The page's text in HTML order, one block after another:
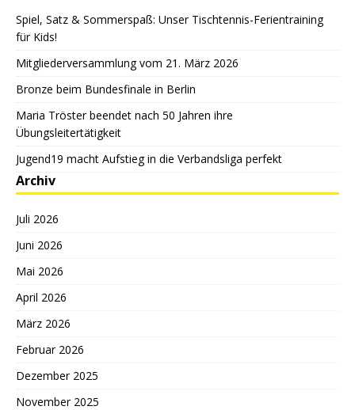
Spiel, Satz & Sommerspaß: Unser Tischtennis-Ferientraining
für Kids!
Mitgliederversammlung vom 21. März 2026
Bronze beim Bundesfinale in Berlin
Maria Tröster beendet nach 50 Jahren ihre
Übungsleitertätigkeit
Jugend19 macht Aufstieg in die Verbandsliga perfekt
Archiv
Juli 2026
Juni 2026
Mai 2026
April 2026
März 2026
Februar 2026
Dezember 2025
November 2025